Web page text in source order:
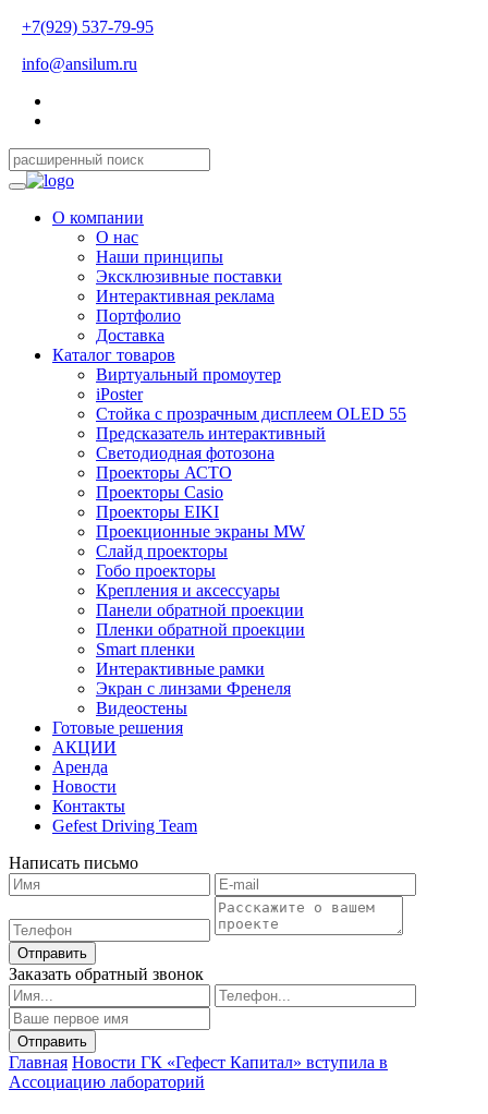
+7(929) 537-79-95
info@ansilum.ru
О компании
О нас
Наши принципы
Эксклюзивные поставки
Интерактивная реклама
Портфолио
Доставка
Каталог товаров
Виртуальный промоутер
iPoster
Стойка с прозрачным дисплеем OLED 55
Предсказатель интерактивный
Светодиодная фотозона
Проекторы АСТО
Проекторы Casio
Проекторы EIKI
Проекционные экраны MW
Слайд проекторы
Гобо проекторы
Крепления и аксессуары
Панели обратной проекции
Пленки обратной проекции
Smart пленки
Интерактивные рамки
Экран с линзами Френеля
Видеостены
Готовые решения
АКЦИИ
Аренда
Новости
Контакты
Gefest Driving Team
Написать письмо
Отправить
Заказать обратный звонок
Главная Новости ГК «Гефест Капитал» вступила в
Ассоциацию лабораторий